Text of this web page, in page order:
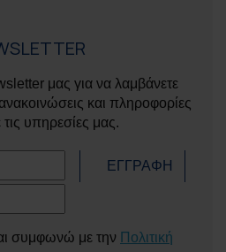
μας για να λαμβάνετε
και πληροφορίες
τις υπηρεσίες μας.
ΕΓΓΡΑΦΗ
συμφωνώ με την Πολιτική